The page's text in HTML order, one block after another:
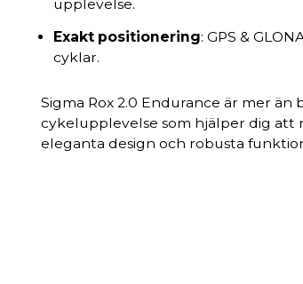
upplevelse.
Exakt positionering: GPS &
cyklar.
Sigma Rox 2.0 Endurance är mer
cykelupplevelse som hjälper dig att
eleganta design och robusta